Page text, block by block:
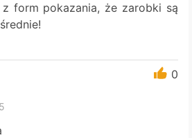
form pokazania, że zarobki są
0